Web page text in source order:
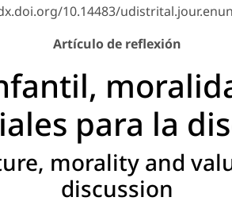
10.14483/
Artículo de reflexión
para la
morality and
discussion